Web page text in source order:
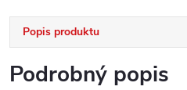
Popis produktu
Podrobný popis